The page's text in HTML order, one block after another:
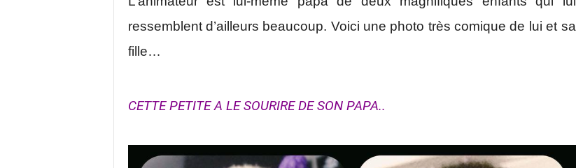
ressemblent d’ailleurs beaucoup. Voici une photo très comique de lui et sa
fille…
CETTE PETITE A LE SOURIRE DE SON PAPA..